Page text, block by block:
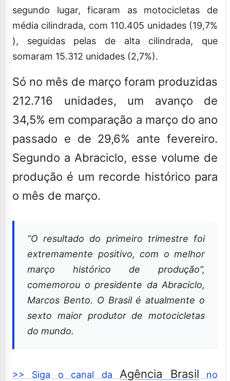
segundo lugar, ficaram as motocicletas de
média cilindrada, com 110.405 unidades (19,7%
), seguidas pelas de alta cilindrada, que
somaram 15.312 unidades (2,7%).
Só no mês de março foram produzidas
212.716 unidades, um avanço de
34,5% em comparação a março do ano
passado e de 29,6% ante fevereiro.
Segundo a Abraciclo, esse volume de
produção é um recorde histórico para
o mês de março.
“O resultado do primeiro trimestre foi
extremamente positivo, com o melhor
março histórico de produção”,
comemorou o presidente da Abraciclo,
Marcos Bento. O Brasil é atualmente o
sexto maior produtor de motocicletas
do mundo.
>> Siga o canal da Agência Brasil no